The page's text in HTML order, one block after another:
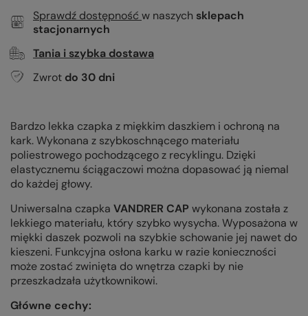
Sprawdź dostępność w naszych sklepach
stacjonarnych
Tania i szybka dostawa
Zwrot do 30 dni
Bardzo lekka czapka z miękkim daszkiem i ochroną na
kark. Wykonana z szybkoschnącego materiału
poliestrowego pochodzącego z recyklingu. Dzięki
elastycznemu ściągaczowi można dopasować ją niemal
do każdej głowy.
Uniwersalna czapka VANDRER CAP wykonana została z
lekkiego materiału, który szybko wysycha. Wyposażona w
miękki daszek pozwoli na szybkie schowanie jej nawet do
kieszeni. Funkcyjna osłona karku w razie konieczności
może zostać zwinięta do wnętrza czapki by nie
przeszkadzała użytkownikowi.
Główne cechy: